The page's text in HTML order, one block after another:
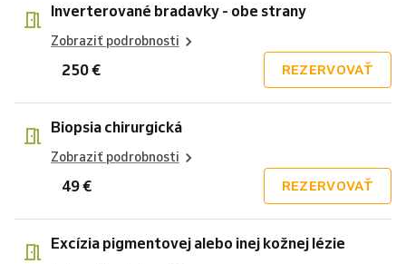
Inverterované bradavky - obe strany
Zobraziť podrobnosti
250 € REZERVOVAŤ
Biopsia chirurgická
Zobraziť podrobnosti
49 € REZERVOVAŤ
Excízia pigmentovej alebo inej kožnej lézie